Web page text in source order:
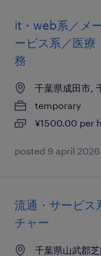
it・web系／メ
ービス系／医療
務
千葉県成田市,
temporary
¥1500.00 per
posted 9 april 2026
流通・サービス
チャー
千葉県山武郡